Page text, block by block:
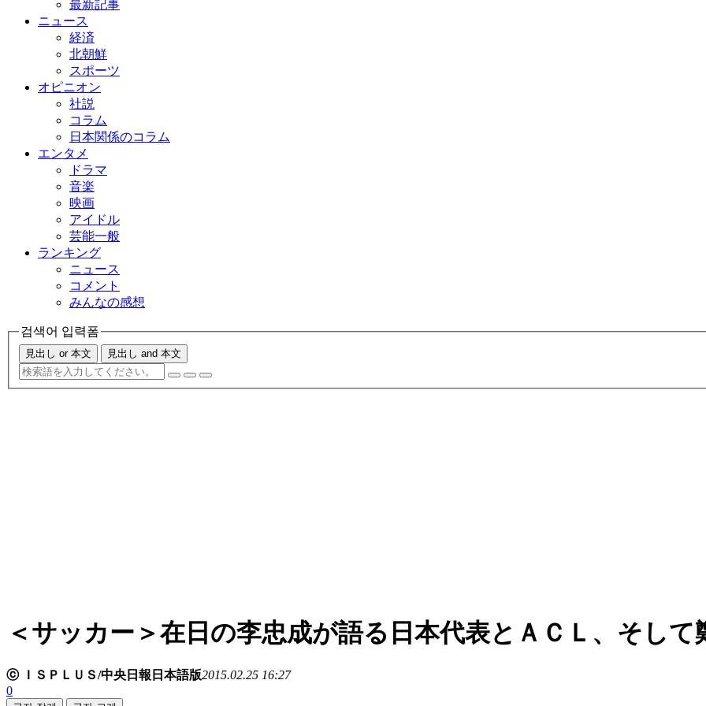
最新記事
ニュース
経済
北朝鮮
スポーツ
オピニオン
社説
コラム
日本関係のコラム
エンタメ
ドラマ
音楽
映画
アイドル
芸能一般
ランキング
ニュース
コメント
みんなの感想
검색어 입력폼
見出し or 本文 見出し and 本文
＜サッカー＞在日の李忠成が語る日本代表とＡＣＬ、そして
ⓒ ＩＳＰＬＵＳ/中央日報日本語版2015.02.25 16:27
0